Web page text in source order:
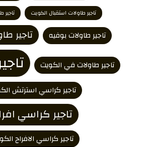
تاجير طاولات استقبال الكويت تاجير
تاجير طاولات بوفيه تاجير
تاجير طاولات في الكويت
تاجير كراسي استرتش
تاجير كراسي
تاجير كراسي الافراح